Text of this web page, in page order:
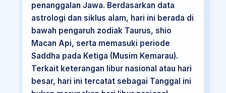
penanggalan Jawa. Berdasarkan data
astrologi dan siklus alam, hari ini berada di
bawah pengaruh zodiak Taurus, shio
Macan Api, serta memasuki periode
Saddha pada Ketiga (Musim Kemarau).
Terkait keterangan libur nasional atau hari
besar, hari ini tercatat sebagai Tanggal ini